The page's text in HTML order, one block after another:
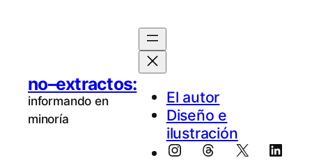
no–extractos:
informando en
minoría
El au­tor
Diseño e
ilustración
Instagram
Threads
X